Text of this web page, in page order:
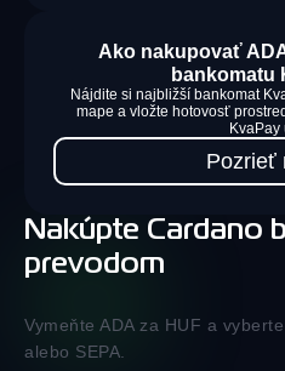
Nakúpte Cardano
prevodom
Vymeňte ADA za HUF a
alebo SEPA.
Ako nakupovať
bankomatu
Nájdite si najbližší bankomat
mape a vložte hotovosť
KvaPay
Pozrieť